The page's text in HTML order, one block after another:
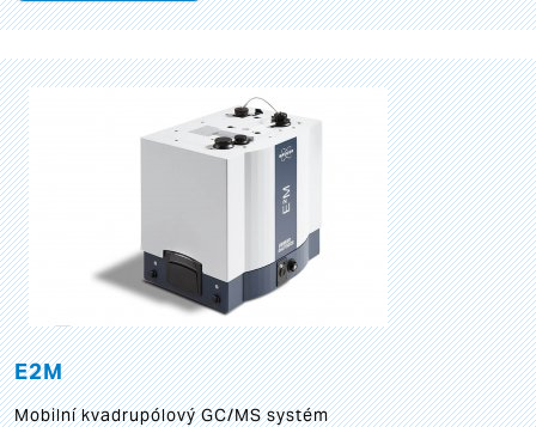
E2M
Mobilní kvadrupólový GC/MS systém